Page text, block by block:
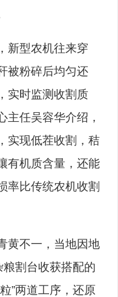
新型农机往来穿
被粉碎后均匀还
实时监测收割质
主任吴容华介绍，
实现低茬收割，秸
有机质含量，还能
率比传统农机收割
黄不一，当地因地
粮割台收获搭配的
”两道工序，还原